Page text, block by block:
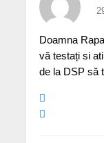
Doamna
vă testați si
de la DSP să